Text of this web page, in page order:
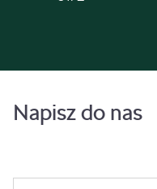
Napisz do nas